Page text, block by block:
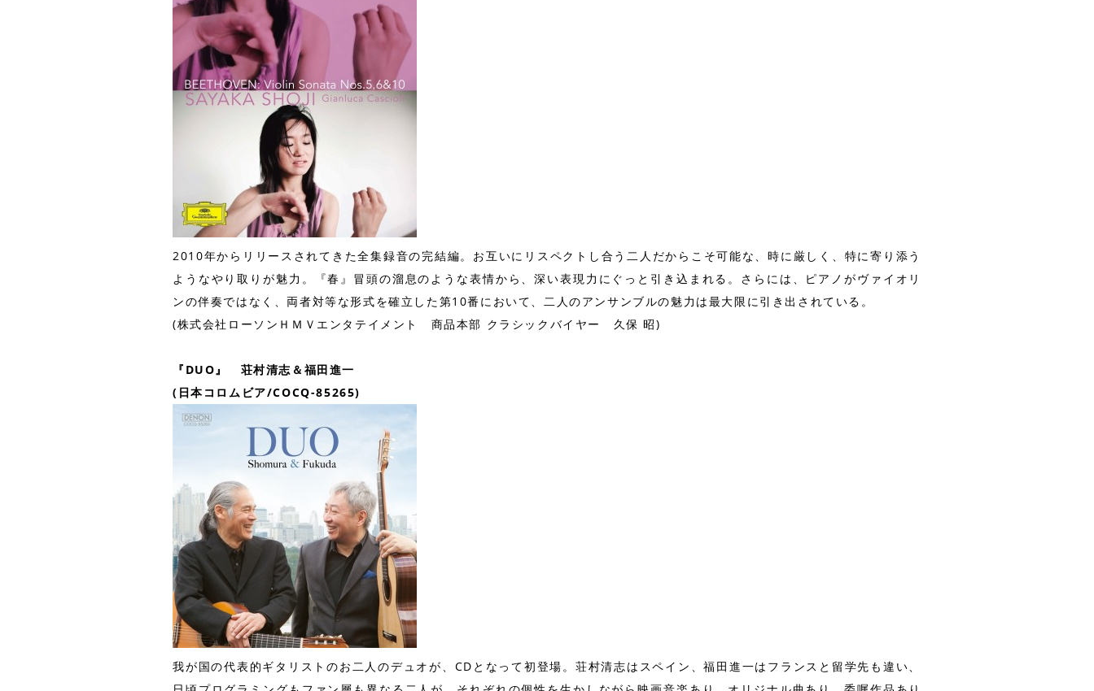
2010年からリリースされてきた全集録音の完結編。お互いにリスペクトし合う二人だからこそ可能な、時に厳しく、特に寄り添う
ようなやり取りが魅力。『春』冒頭の溜息のような表情から、深い表現力にぐっと引き込まれる。さらには、ピアノがヴァイオリ
ンの伴奏ではなく、両者対等な形式を確立した第10番において、二人のアンサンブルの魅力は最大限に引き出されている。
(株式会社ローソンＨＭＶエンタテイメント 商品本部 クラシックバイヤー 久保 昭)
『DUO』 荘村清志＆福田進一
(日本コロムビア/COCQ-85265)
我が国の代表的ギタリストのお二人のデュオが、CDとなって初登場。荘村清志はスペイン、福田進一はフランスと留学先も違い、